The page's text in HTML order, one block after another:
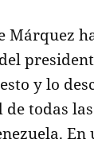
Márquez
y lo
todas